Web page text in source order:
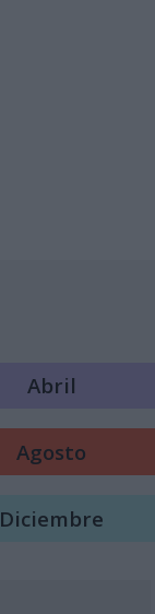
Abril
Agosto
Diciembre